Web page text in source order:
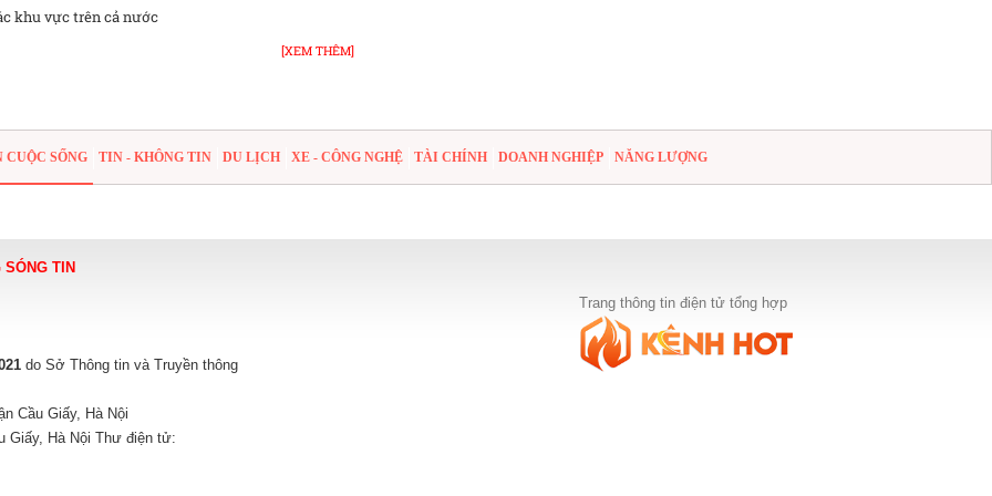
khu vực trên cả nước
[XEM THÊM]
CUỘC SỐNG TIN - KHÔNG TIN DU LỊCH XE - CÔNG NGHỆ TÀI CHÍNH DOANH NGHIỆP NĂNG LƯỢNG
SÓNG TIN
do Sở Thông tin và Truyền thông
Cầu Giấy, Hà Nội
Giấy, Hà Nội Thư điện tử:
Trang thông tin điện tử tổng hợp